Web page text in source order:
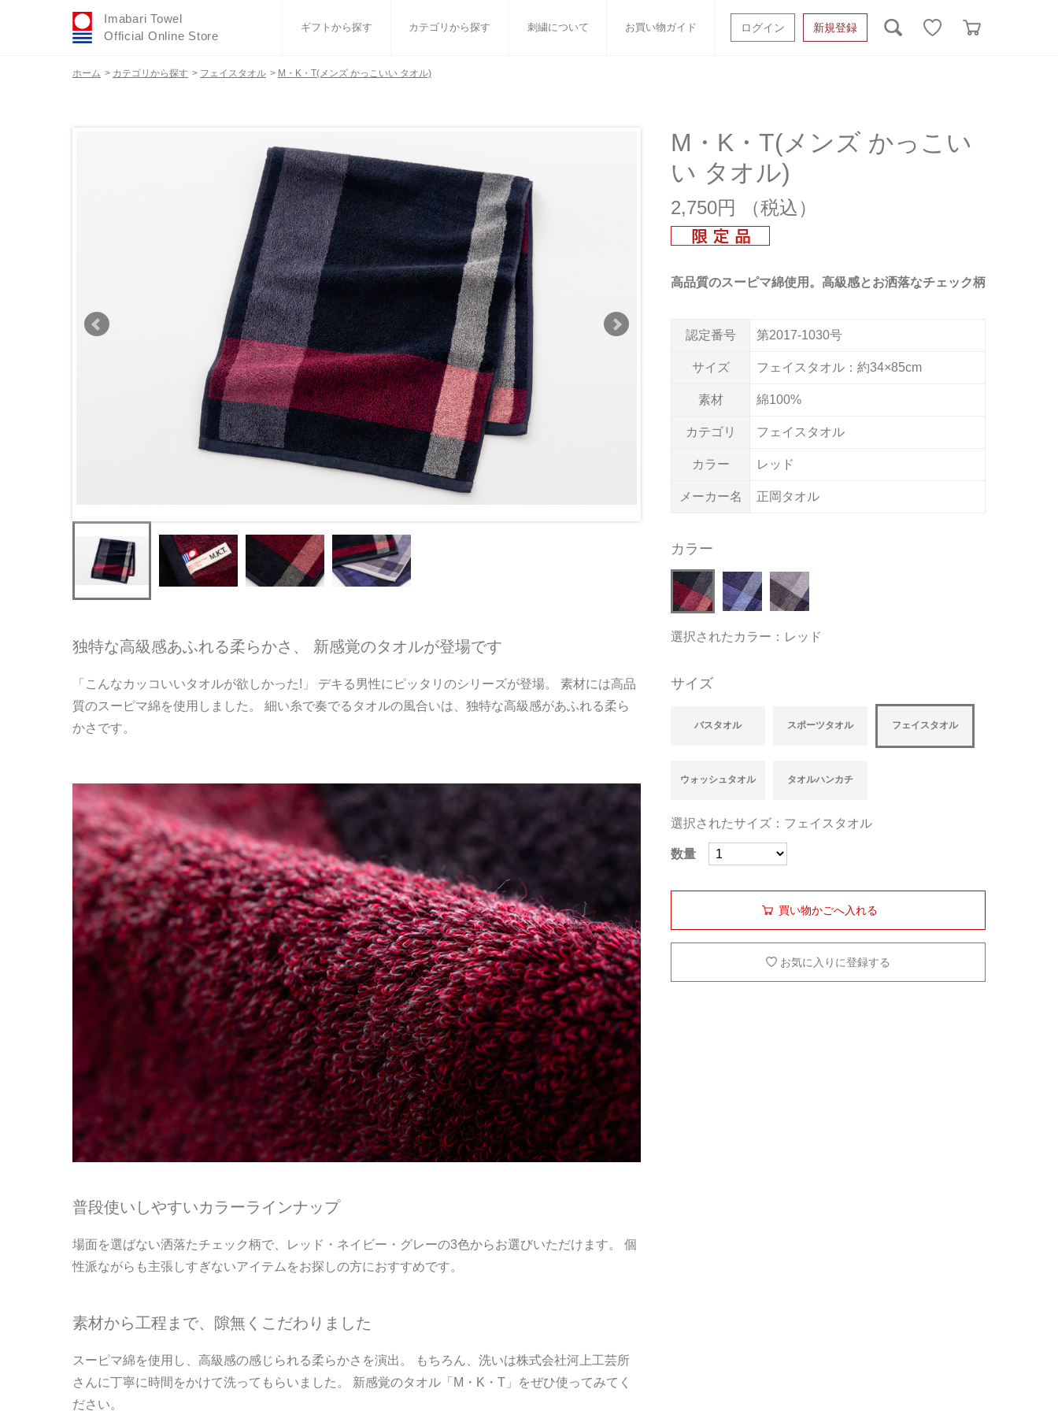
Imabari Towel
Official Online Store
ギフトから探す カテゴリから探す 刺繍について お買い物ガイド ログイン 新規登録
オーガニック
衣類 タオルケット類
バスグッズ タオル雑貨 書籍
ホーム > カテゴリから探す > フェイスタオル > M・K・T(メンズ かっこいい タオル)
独特な高級感あふれる柔らかさ、 新感覚のタオルが登場です
「こんなカッコいいタオルが欲しかった!」 デキる男性にピッタリのシリーズが登場。 素材には高品
質のスーピマ綿を使用しました。 細い糸で奏でるタオルの風合いは、独特な高級感があふれる柔ら
かさです。
普段使いしやすいカラーラインナップ
場面を選ばない洒落たチェック柄で、レッド・ネイビー・グレーの3色からお選びいただけます。 個
性派ながらも主張しすぎないアイテムをお探しの方におすすめです。
素材から工程まで、隙無くこだわりました
スーピマ綿を使用し、高級感の感じられる柔らかさを演出。 もちろん、洗いは株式会社河上工芸所
さんに丁寧に時間をかけて洗ってもらいました。 新感覚のタオル「M・K・T」をぜひ使ってみてく
ださい。
高品質のスーピマ綿使用。高級感とお洒落なチェック柄
M・K・T(メンズ かっこい
い タオル)
2,750円
認定番号 第2017-1030号
サイズ フェイスタオル：約34×85cm
素材 綿100%
カテゴリ フェイスタオル
カラー レッド
メーカー名 正岡タオル
カラー
選択されたカラー：レッド
サイズ
バスタオル スポーツタオル フェイスタオル
ウォッシュタオル タオルハンカチ
選択されたサイズ：フェイスタオル
数量
買い物かごへ入れる
お気に入りに登録する